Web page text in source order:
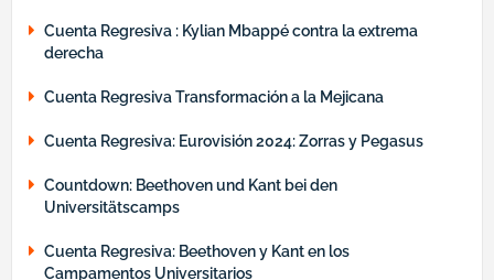
Cuenta Regresiva : Kylian Mbappé contra la extrema
derecha
Cuenta Regresiva Transformación a la Mejicana
Cuenta Regresiva: Eurovisión 2024: Zorras y Pegasus
Countdown: Beethoven und Kant bei den
Universitätscamps
Cuenta Regresiva: Beethoven y Kant en los
Campamentos Universitarios